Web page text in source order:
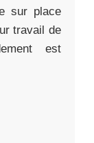
sur place
travail de
est